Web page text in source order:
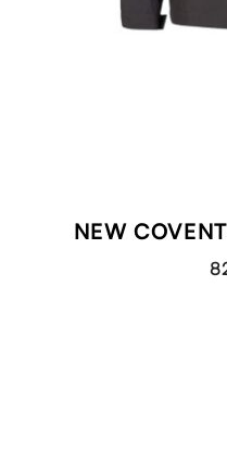
NEW